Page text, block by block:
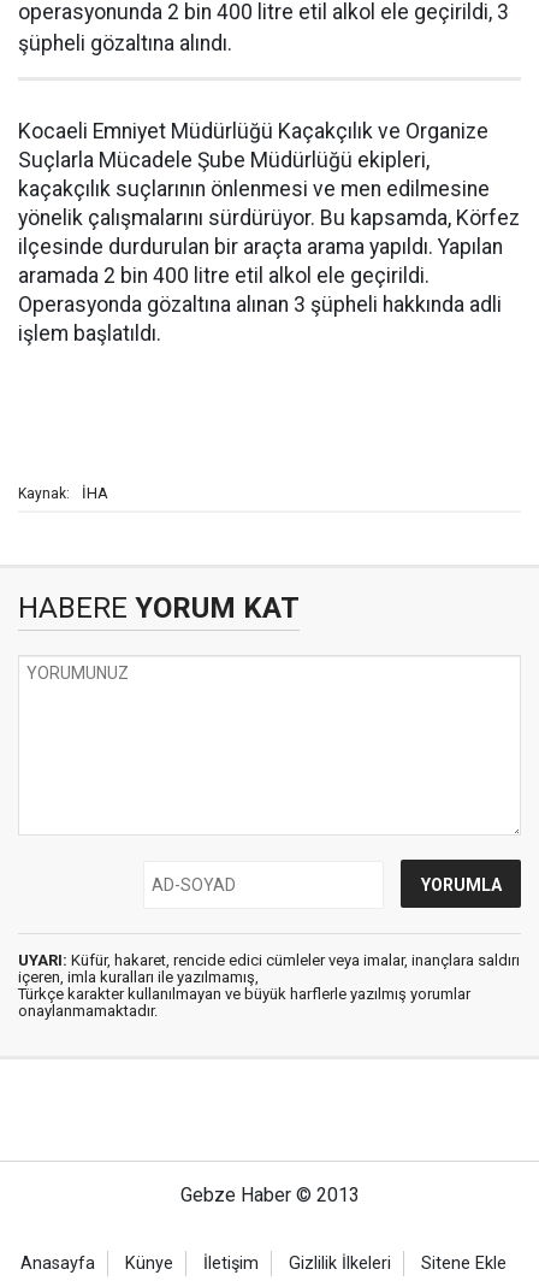
operasyonunda 2 bin 400 litre etil alkol ele geçirildi, 3
şüpheli gözaltına alındı.
Kocaeli Emniyet Müdürlüğü Kaçakçılık ve Organize
Suçlarla Mücadele Şube Müdürlüğü ekipleri,
kaçakçılık suçlarının önlenmesi ve men edilmesine
yönelik çalışmalarını sürdürüyor. Bu kapsamda, Körfez
ilçesinde durdurulan bir araçta arama yapıldı. Yapılan
aramada 2 bin 400 litre etil alkol ele geçirildi.
Operasyonda gözaltına alınan 3 şüpheli hakkında adli
işlem başlatıldı.
Kaynak: İHA
HABERE YORUM KAT
UYARI: Küfür, hakaret, rencide edici cümleler veya imalar, inançlara saldırı
içeren, imla kuralları ile yazılmamış,
Türkçe karakter kullanılmayan ve büyük harflerle yazılmış yorumlar
onaylanmamaktadır.
Gebze Haber © 2013
Anasayfa Künye İletişim Gizlilik İlkeleri Sitene Ekle